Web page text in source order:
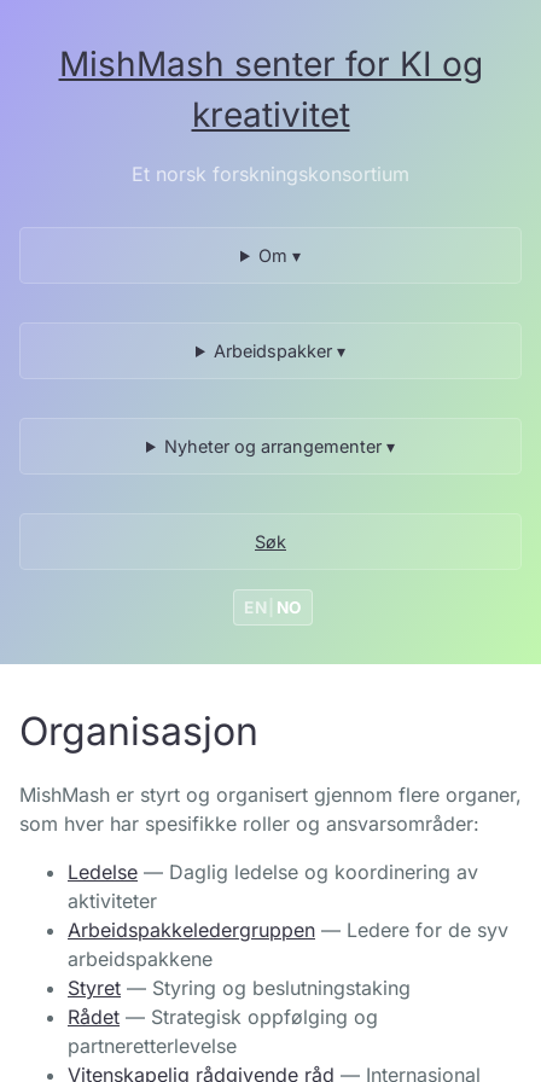
innholdet.MishMash senter for KI og
kreativitet
Et norsk forskningskonsortium
Om ▾
Arbeidspakker ▾
Nyheter og arrangementer ▾
Søk
EN NO
Organisasjon
MishMash er styrt og organisert gjennom flere organer,
som hver har spesifikke roller og ansvarsområder:
Ledelse — Daglig ledelse og koordinering av
aktiviteter
Arbeidspakkeledergruppen — Ledere for de syv
arbeidspakkene
Styret — Styring og beslutningstaking
Rådet — Strategisk oppfølging og
partneretterlevelse
Vitenskapelig rådgivende råd — Internasjonal